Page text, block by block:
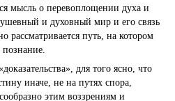
мысль о перевоплощении духа и
и духовный мир и его связь
рас­сматривается путь, на котором
познание.
для того ясно, что
иначе, не на путях спора,
этим воззрениям и